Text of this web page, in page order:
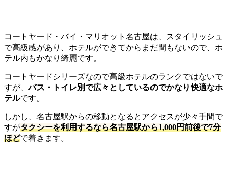
コートヤード・バイ・マリオット名古屋は、スタイリッシュ
で高級感があり、ホテルができてからまだ間もないので、ホ
テル内もかなり綺麗です。
コートヤードシリーズなので高級ホテルのランクではないで
すが、バス・トイレ別で広々としているのでかなり快適なホ
テルです。
しかし、名古屋駅からの移動となるとアクセスが少々手間で
すがタクシーを利用するなら名古屋駅から1,000円前後で7分
ほどで着きます。